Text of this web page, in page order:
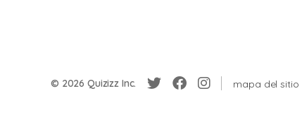
© 2026 Quizizz Inc. mapa del sitio